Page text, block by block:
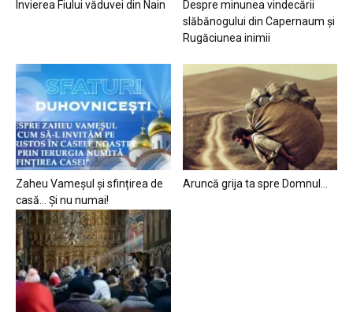
Învierea Fiului văduvei din Nain
Despre minunea vindecării
slăbănogului din Capernaum și
Rugăciunea inimii
Zaheu Vameșul și sfințirea de
casă… Și nu numai!
Aruncă grija ta spre Domnul…